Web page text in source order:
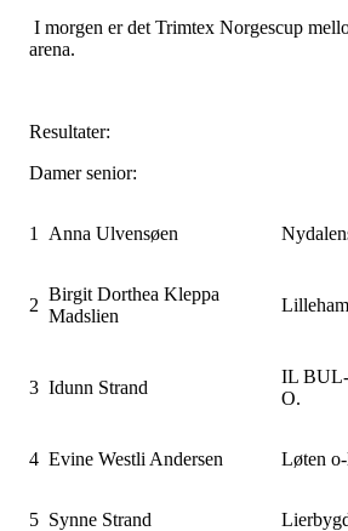
I morgen er det Trimtex Norgescup
arena.
Resultater:
Damer senior:
1 Anna Ulvensøen
2
Birgit Dorthea Kleppa
Madslien
3 Idunn Strand
IL
O.
4 Evine Westli Andersen Løten
5 Synne Strand